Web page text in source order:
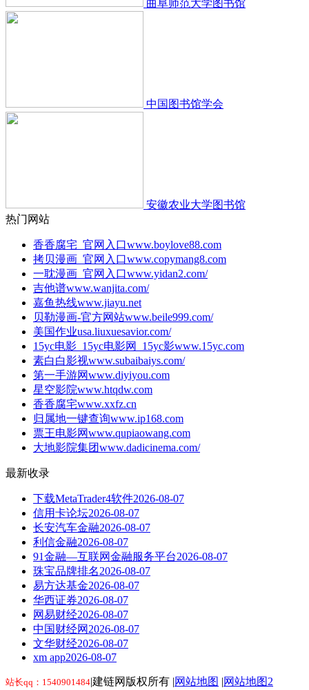
曲阜师范大学图书馆
中国图书馆学会
安徽农业大学图书馆
热门网站
香香腐宅_官网入口www.boylove88.com
拷贝漫画_官网入口www.copymang8.com
一耽漫画_官网入口www.yidan2.com/
吉他谱www.wanjita.com/
嘉鱼热线www.jiayu.net
贝勒漫画-官方网站www.beile999.com/
美国作业usa.liuxuesavior.com/
15yc电影_15yc电影网_15yc影www.15yc.com
素白白影视www.subaibaiys.com/
第一手游网www.diyiyou.com
星空影院www.htqdw.com
香香腐宅www.xxfz.cn
归属地一键查询www.ip168.com
票王电影网www.qupiaowang.com
大地影院集团www.dadicinema.com/
最新收录
下载MetaTrader4软件2026-08-07
信用卡论坛2026-08-07
长安汽车金融2026-08-07
利信金融2026-08-07
91金融—互联网金融服务平台2026-08-07
珠宝品牌排名2026-08-07
易方达基金2026-08-07
华西证券2026-08-07
网易财经2026-08-07
中国财经网 2026-08-07
文华财经2026-08-07
xm app2026-08-07
站长qq：1540901484|建链网版权所有 |网站地图 |网站地图2